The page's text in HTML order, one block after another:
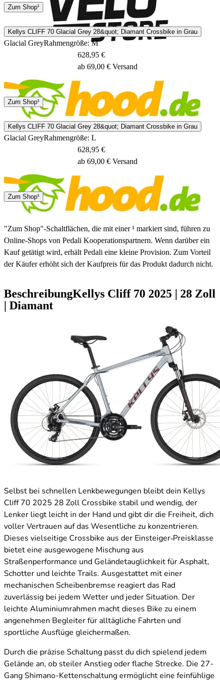
1 - 5 Tage
Zum Shop¹
Kellys CLIFF 70 Glacial Grey 28&quot; Diamant Crossbike in Grau
Glacial GreyRahmengröße: M
1 - 3 Tage
628,95 €
ab 69,00 € Versand
Zum Shop¹
Kellys CLIFF 70 Glacial Grey 28&quot; Diamant Crossbike in Grau
Glacial GreyRahmengröße: L
1 - 3 Tage
628,95 €
ab 69,00 € Versand
Zum Shop¹
"Zum Shop"-Schaltflächen, die mit einer ¹ markiert sind, führen zu
Online-Shops von Pedali Kooperationspartnern. Wenn darüber ein
Kauf getätigt wird, erhält Pedali eine kleine Provision. Zum Vorteil
der Käufer erhöht sich der Kaufpreis für das Produkt dadurch nicht.
BeschreibungKellys Cliff 70 2025 | 28 Zoll
| Diamant
Selbst bei schnellen Lenkbewegungen bleibt dein Kellys
Cliff 70 2025 28 Zoll Crossbike stabil und wendig, der
Lenker liegt leicht in der Hand und gibt dir die Freiheit, dich
voller Vertrauen auf das Wesentliche zu konzentrieren.
Dieses vielseitige Crossbike aus der Einsteiger‑Preisklasse
bietet eine ausgewogene Mischung aus
Straßenperformance und Geländetauglichkeit für Asphalt,
Schotter und leichte Trails. Ausgestattet mit einer
mechanischen Scheibenbremse reagiert das Rad
zuverlässig bei jedem Wetter und jeder Situation. Der
leichte Aluminiumrahmen macht dieses Bike zu einem
angenehmen Begleiter für alltägliche Fahrten und
sportliche Ausflüge gleichermaßen.
Durch die präzise Schaltung passt du dich spielend jedem
Gelände an, ob steiler Anstieg oder flache Strecke. Die 27-
Gang Shimano-Kettenschaltung ermöglicht eine feinfühlige